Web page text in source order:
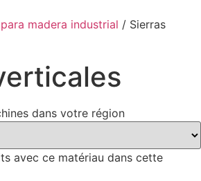
madera industrial / Sierras
dans votre région
avec ce matériau dans cette